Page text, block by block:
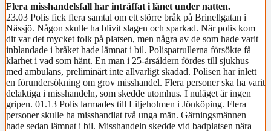
Flera misshandelsfall har inträffat i länet under natten.
23.03 Polis fick flera samtal om ett större bråk på Brinellgatan i
Nässjö. Någon skulle ha blivit slagen och sparkad. När polis kom
dit var det mycket folk på platsen, men några av de som hade varit
inblandade i bråket hade lämnat i bil. Polispatrullerna försökte få
klarhet i vad som hänt. En man i 25-årsåldern fördes till sjukhus
med ambulans, preliminärt inte allvarligt skadad. Polisen har inlett
en förundersökning om grov misshandel. Flera personer ska ha varit
delaktiga i misshandeln, som skedde utomhus. I nuläget är ingen
gripen. 01.13 Polis larmades till Liljeholmen i Jönköping. Flera
personer skulle ha misshandlat två unga män. Gärningsmännen
hade sedan lämnat i bil. Misshandeln skedde vid badplatsen nära